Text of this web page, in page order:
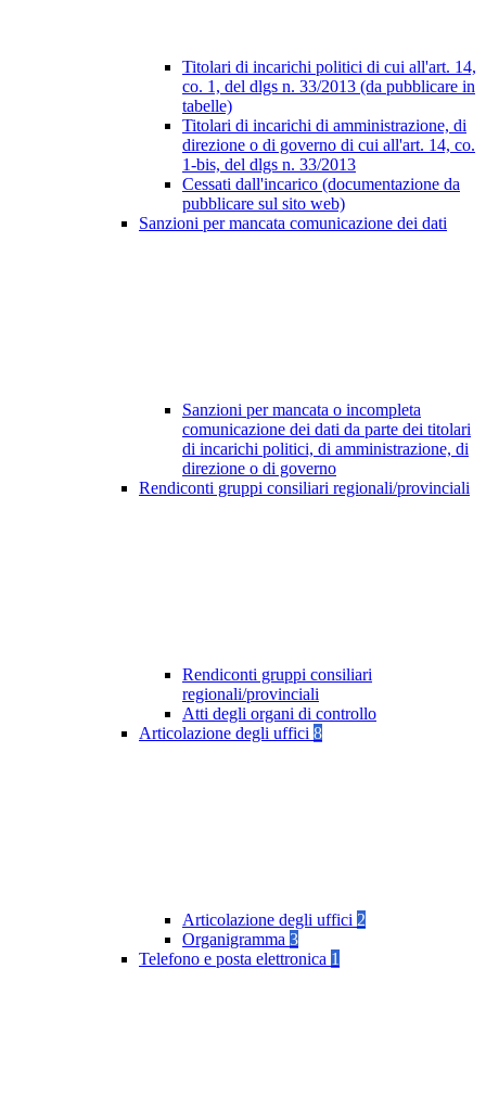
Titolari di incarichi politici di cui all'art. 14,
co. 1, del dlgs n. 33/2013 (da pubblicare in
tabelle)
Titolari di incarichi di amministrazione, di
direzione o di governo di cui all'art. 14, co.
1-bis, del dlgs n. 33/2013
Cessati dall'incarico (documentazione da
pubblicare sul sito web)
Sanzioni per mancata comunicazione dei dati
Sanzioni per mancata o incompleta
comunicazione dei dati da parte dei titolari
di incarichi politici, di amministrazione, di
direzione o di governo
Rendiconti gruppi consiliari regionali/provinciali
Rendiconti gruppi consiliari
regionali/provinciali
Atti degli organi di controllo
Articolazione degli uffici 8
Articolazione degli uffici 2
Organigramma 3
Telefono e posta elettronica 1